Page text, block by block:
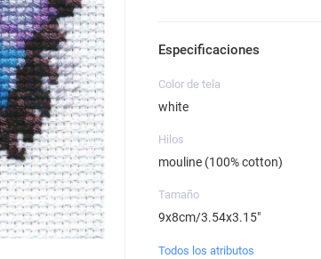
Especificaciones
Color de tela
white
Hilos
mouline (100% cotton)
Tamaño
9x8cm/3.54x3.15"
Todos los atributos